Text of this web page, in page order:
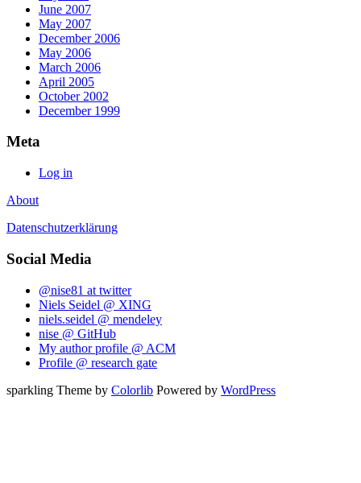
June 2007
May 2007
December 2006
May 2006
March 2006
April 2005
October 2002
December 1999
Meta
Log in
About
Datenschutzerklärung
Social Media
@nise81 at twitter
Niels Seidel @ XING
niels.seidel @ mendeley
nise @ GitHub
My author profile @ ACM
Profile @ research gate
sparkling Theme by Colorlib Powered by WordPress